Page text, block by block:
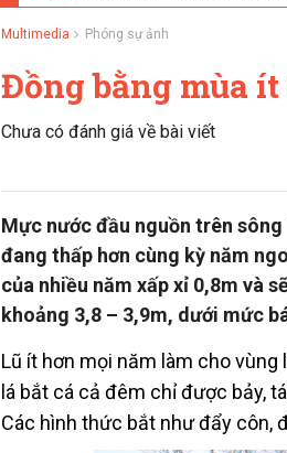
Multimedia Phóng sự ảnh
Đồng bằng mùa
Chưa có đánh giá về bài viết
Mực nước đầu nguồn trên
đang thấp hơn cùng kỳ năm
của nhiều năm xấp xỉ 0,8m và
khoảng 3,8 – 3,9m, dưới mức
Lũ ít hơn mọi năm làm cho
lá bắt cá cả đêm chỉ được bảy,
Các hình thức bắt như đẩy côn,